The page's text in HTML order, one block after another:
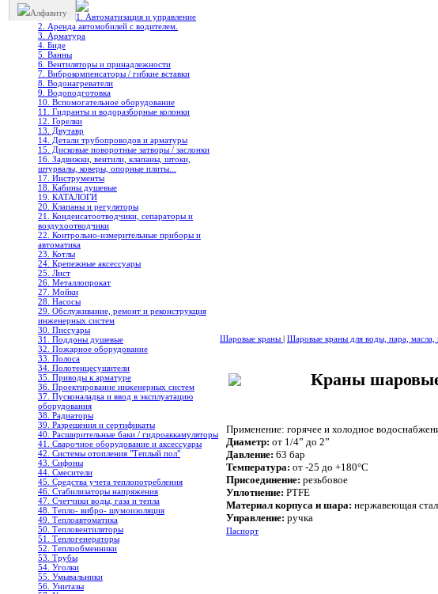
Алфавиту
1. Автоматизация и управление
2. Аренда автомобилей с водителем.
3. Арматура
4. Биде
5. Ванны
6. Вентиляторы и принадлежности
7. Виброкомпенсаторы / гибкие вставки
8. Водонагреватели
9. Водоподготовка
10. Вспомогательное оборудование
11. Гидранты и водоразборные колонки
12. Горелки
13. Двутавр
14. Детали трубопроводов и арматуры
15. Дисковые поворотные затворы / заслонки
16. Задвижки, вентили, клапаны, штоки,
штурвалы, коверы, опорные плиты...
17. Инструменты
18. Кабины душевые
19. КАТАЛОГИ
20. Клапаны и регуляторы
21. Конденсатоотводчики, сепараторы и
воздухоотводчики
22. Контрольно-измерительные приборы и
автоматика
23. Котлы
24. Крепежные аксессуары
25. Лист
26. Металлопрокат
27. Мойки
28. Насосы
29. Обслуживание, ремонт и реконструкция
инженерных систем
30. Писсуары
31. Поддоны душевые
32. Пожарное оборудование
33. Полоса
34. Полотенцесушители
35. Приводы к арматуре
36. Проектирование инженерных систем
37. Пусконаладка и ввод в эксплуатацию
оборудования
38. Радиаторы
39. Разрешения и сертификаты
40. Расширительные баки / гидроаккамуляторы
41. Сварочное оборудование и аксессуары
42. Системы отопления "Теплый пол"
43. Сифоны
44. Смесители
45. Средства учета теплопотребления
46. Стабилизаторы напряжения
47. Счетчики воды, газа и тепла
48. Тепло- вибро- шумоизоляция
49. Теплоавтоматика
50. Тепловентиляторы
51. Теплогенераторы
52. Теплообменники
53. Трубы
54. Уголки
55. Умывальники
56. Унитазы
Шаровые краны | Шаровые краны для воды, пара, масла,
Краны
Применение: горячее и холодное
Диаметр: от 1/4” до 2”
Давление: 63 бар
Температура: от -25 до +180°С
Присоединение: резьбовое
Уплотнение: PTFE
Материал корпуса и шара: нержавеющая
Управление: ручка
Паспорт